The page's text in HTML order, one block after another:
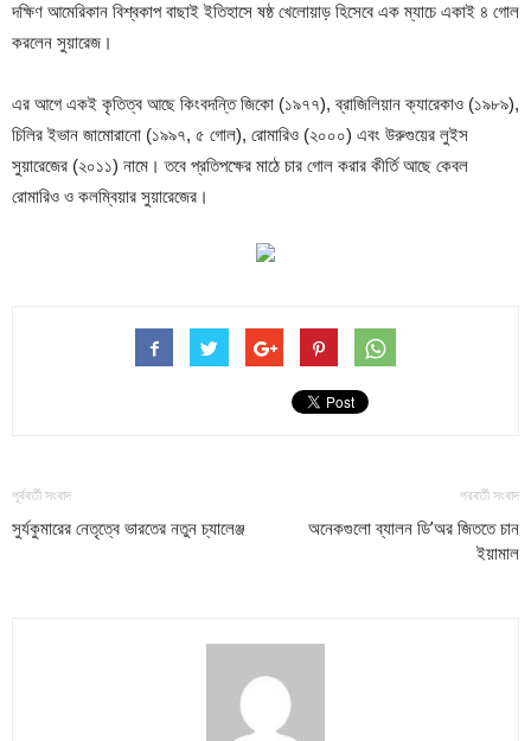
দক্ষিণ আমেরিকান বিশ্বকাপ বাছাই ইতিহাসে ষষ্ঠ খেলোয়াড় হিসেবে এক ম্যাচে একাই ৪ গোল
করলেন সুয়ারেজ।
এর আগে একই কৃতিত্ব আছে কিংবদন্তি জিকো (১৯৭৭), ব্রাজিলিয়ান ক্যারেকাও (১৯৮৯),
চিলির ইভান জামোরানো (১৯৯৭, ৫ গোল), রোমারিও (২০০০) এবং উরুগুয়ের লুইস
সুয়ারেজের (২০১১) নামে। তবে প্রতিপক্ষের মাঠে চার গোল করার কীর্তি আছে কেবল
রোমারিও ও কলম্বিয়ার সুয়ারেজের।
পূর্ববর্তী সংবাদ
সুর্যকুমারের নেতৃত্বে ভারতের নতুন চ্যালেঞ্জ
পরবর্তী সংবাদ
অনেকগুলো ব্যালন ডি’অর জিততে চান
ইয়ামাল